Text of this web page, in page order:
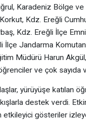
Karadeniz Bölge ve
Kdz. Ereğli
Kdz. Ereğli İlçe
İlçe Jandarma
Müdürü Harun
ve çok sayıda
yürüyüşe katılan
destek verdi.
etkileyici gösteriler